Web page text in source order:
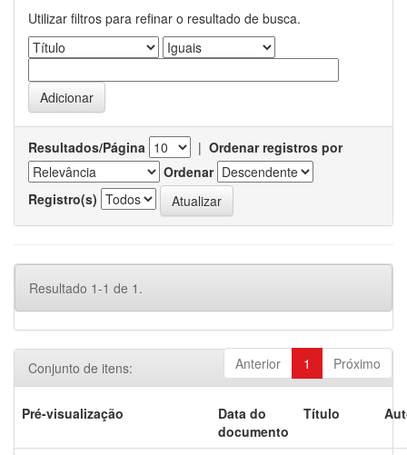
Utilizar filtros para refinar o resultado de busca.
Resultados/Página | Ordenar registros por
Ordenar
Registro(s)
Resultado 1-1 de 1.
Anterior 1 Próximo
Conjunto de itens:
Pré-visualização
Data do
documento
Título